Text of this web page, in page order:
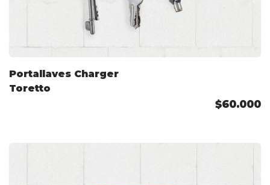
Portallaves Charger
Toretto
$60.000